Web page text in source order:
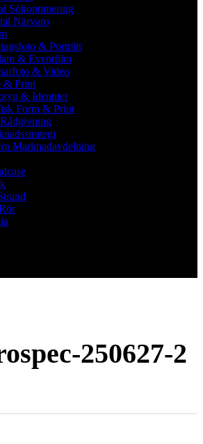
Sökoptimering
Närvaro
& Porträtt
& Eventfilm
& Video
& Print
& Identitet
Form & Print
Marknadavdelning
250627-2